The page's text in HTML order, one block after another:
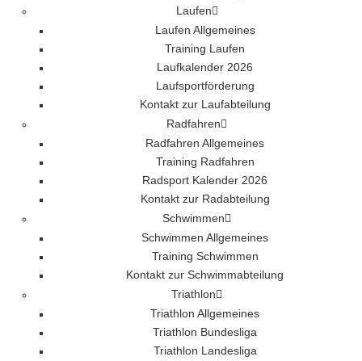
Laufen
Laufen Allgemeines
Training Laufen
Laufkalender 2026
Laufsportförderung
Kontakt zur Laufabteilung
Radfahren
Radfahren Allgemeines
Training Radfahren
Radsport Kalender 2026
Kontakt zur Radabteilung
Schwimmen
Schwimmen Allgemeines
Training Schwimmen
Kontakt zur Schwimmabteilung
Triathlon
Triathlon Allgemeines
Triathlon Bundesliga
Triathlon Landesliga